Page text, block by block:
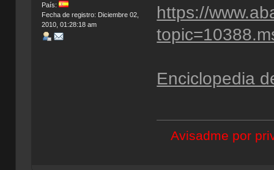
País:
Fecha de registro: Diciembre 02,
2010, 01:28:18 am
https://
Enciclopedia
Avisadme por